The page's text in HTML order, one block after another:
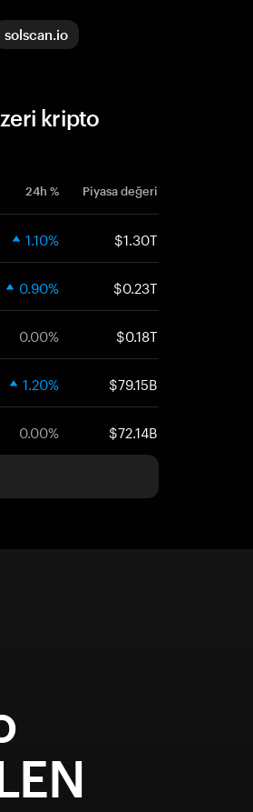
solscan.io
kripto
24h % Piyasa değeri
1.10% $1.30T
0.90% $0.23T
0.00% $0.18T
1.20% $79.15B
0.00% $72.14B